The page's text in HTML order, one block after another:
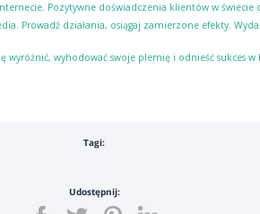
Pozytywne doświadczenia klientów w świecie
Prowadź działania, osiągaj zamierzone efekty.
wyróżnić, wyhodować swoje plemię i odnieść sukces w
Tagi:
Udostępnij: